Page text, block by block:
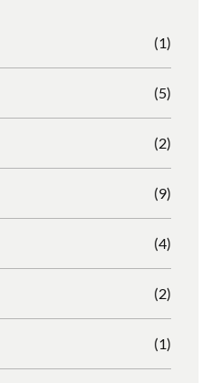
(1)
(5)
(2)
(9)
(4)
(2)
(1)